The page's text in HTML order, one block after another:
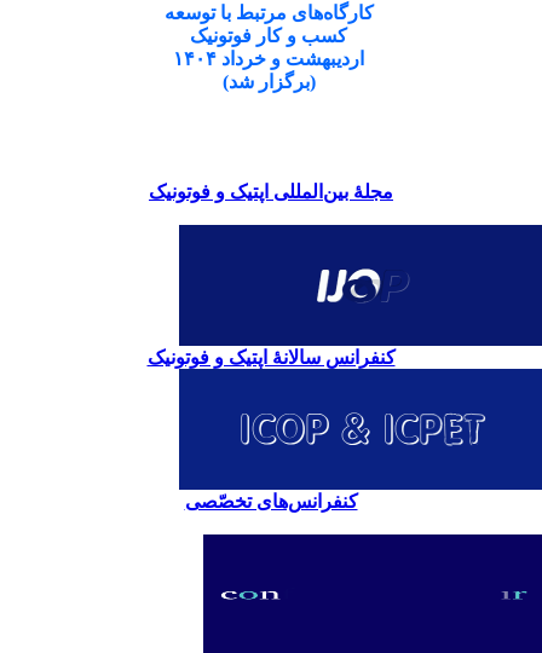
کارگاه‌های مرتبط با توسعه
کسب و کار فوتونیک
اردیبهشت و خرداد ۱۴۰۴
(برگزار شد)
مجلۀ بین‌المللی اپتیک و فوتونیک
کنفرانس سالانۀ اپتیک و فوتونیک
کنفرانس‌های تخصّصی